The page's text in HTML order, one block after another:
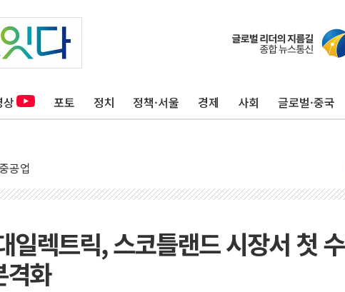
상 포토 정치 정책·서울 경제 사회 글로벌·중국
중공업
일렉트릭, 스코틀랜드 시장서 첫
격화